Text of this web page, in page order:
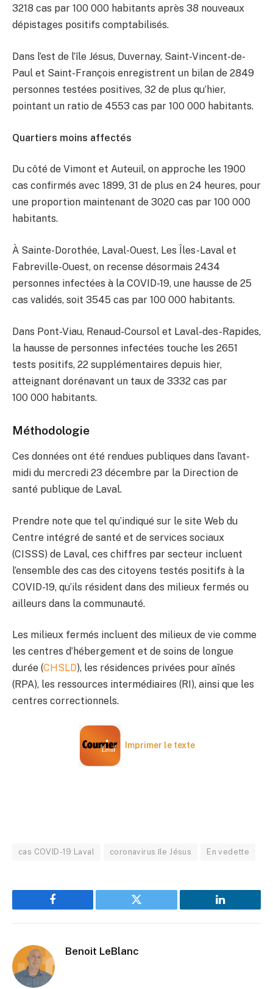
3218 cas par 100 000 habitants après 38 nouveaux
dépistages positifs comptabilisés.
Dans l’est de l’île Jésus, Duvernay, Saint-Vincent-de-
Paul et Saint-François enregistrent un bilan de 2849
personnes testées positives, 32 de plus qu’hier,
pointant un ratio de 4553 cas par 100 000 habitants.
Quartiers moins affectés
Du côté de Vimont et Auteuil, on approche les 1900
cas confirmés avec 1899, 31 de plus en 24 heures, pour
une proportion maintenant de 3020 cas par 100 000
habitants.
À Sainte-Dorothée, Laval-Ouest, Les Îles-Laval et
Fabreville-Ouest, on recense désormais 2434
personnes infectées à la COVID-19, une hausse de 25
cas validés, soit 3545 cas par 100 000 habitants.
Dans Pont-Viau, Renaud-Coursol et Laval-des-Rapides,
la hausse de personnes infectées touche les 2651
tests positifs, 22 supplémentaires depuis hier,
atteignant dorénavant un taux de 3332 cas par
100 000 habitants.
Méthodologie
Ces données ont été rendues publiques dans l’avant-
midi du mercredi 23 décembre par la Direction de
santé publique de Laval.
Prendre note que tel qu’indiqué sur le site Web du
Centre intégré de santé et de services sociaux
(CISSS) de Laval, ces chiffres par secteur incluent
l’ensemble des cas des citoyens testés positifs à la
COVID-19, qu’ils résident dans des milieux fermés ou
ailleurs dans la communauté.
Les milieux fermés incluent des milieux de vie comme
les centres d’hébergement et de soins de longue
durée (CHSLD), les résidences privées pour aînés
(RPA), les ressources intermédiaires (RI), ainsi que les
centres correctionnels.
Imprimer le texte
cas COVID-19 Laval coronavirus île Jésus En vedette
Facebook Twitter LinkedIn
Benoit LeBlanc